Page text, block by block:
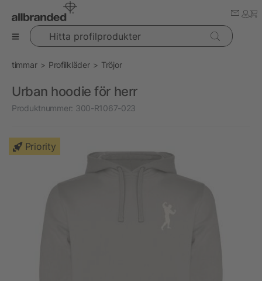
Hitta profilprodukter
timmar Profilkläder Tröjor
Urban hoodie för herr
Produktnummer: 300-R1067-023
Priority